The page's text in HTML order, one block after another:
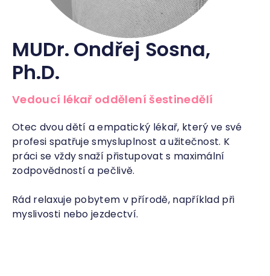
MUDr. Ondřej Sosna,
Ph.D.
Vedoucí lékař oddělení šestinedělí
Otec dvou dětí a empatický lékař, který ve své
profesi spatřuje smysluplnost a užitečnost. K
práci se vždy snaží přistupovat s maximální
zodpovědností a pečlivě.
Rád relaxuje pobytem v přírodě, například při
myslivosti nebo jezdectví.